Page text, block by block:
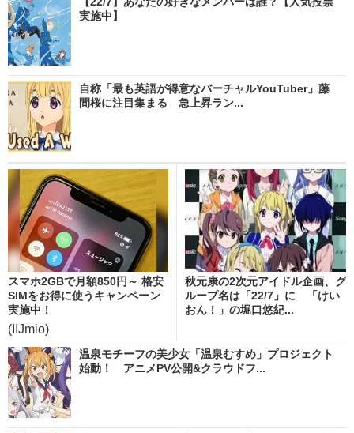
実施中】
自称「最も英語が得意なバーチャルYouTuber」藤
間桜に注目集まる 急上昇ラン...
スマホ2GBで月額850円～ 格安
SIMをお得に使うキャンペーン
実施中！
(IIJmio)
秋元康の2次元アイドル企画、グ
ループ名は「22/7」に 「けい
おん！」の堀口悠紀...
温泉モチーフの美少女「温泉むすめ」プロジェクト
始動！ アニメPV公開&クラウドフ...